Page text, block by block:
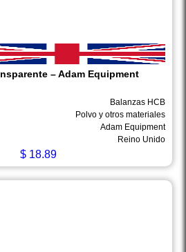
– Adam Equipment
Balanzas HCB
Polvo y otros materiales
Adam Equipment
Reino Unido
$18.89